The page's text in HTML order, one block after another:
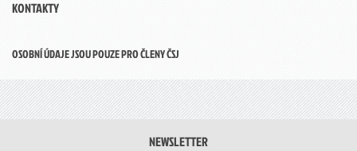
KONTAKTY
OSOBNÍ ÚDAJE JSOU POUZE PRO ČLENY ČSJ
NEWSLETTER